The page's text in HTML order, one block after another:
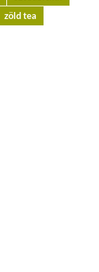
zöld tea